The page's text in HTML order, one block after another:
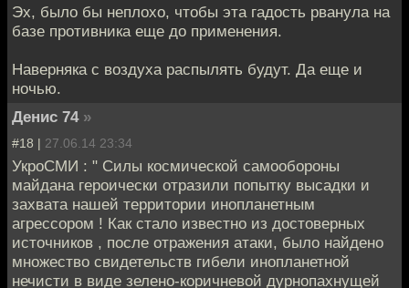
Эх, было бы неплохо, чтобы эта гадость рванула на
базе противника еще до применения.
Наверняка с воздуха распылять будут. Да еще и
ночью.
Денис 74 »
#18 | 27.06.14 23:34
УкроСМИ : " Силы космической самообороны
майдана героически отразили попытку высадки и
захвата нашей территории инопланетным
агрессором ! Как стало известно из достоверных
источников , после отражения атаки, было найдено
множество свидетельств гибели инопланетной
нечисти в виде зелено-коричневой дурнопахнущей